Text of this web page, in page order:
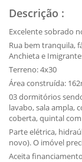
Descrição :
Excelente sobrado
Rua bem tranquila,
Anchieta e
Terreno: 4x30
Área construída:
03 dormitórios
lavabo, sala ampla,
coberta, quintal
Parte elétrica,
novo). O imóvel
Aceita financiamento